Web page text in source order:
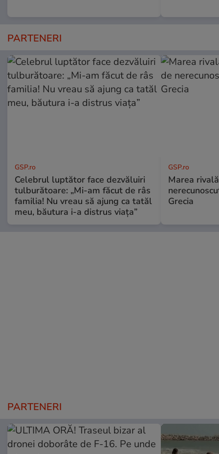
PARTENERI
GSP.ro
Celebrul luptător face dezvăluiri
tulburătoare: „Mi-am făcut de râs
familia! Nu vreau să ajung ca tatăl
meu, băutura i-a distrus viața”
GSP.ro
Marea
Grecia
PARTENERI